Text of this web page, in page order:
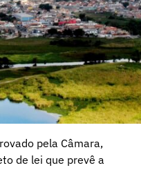
pela Câmara,
de lei que prevê a